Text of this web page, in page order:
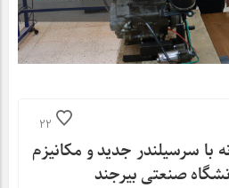
22
با سرسیلندر جدید و مکانیزم
صنعتی بیرجند